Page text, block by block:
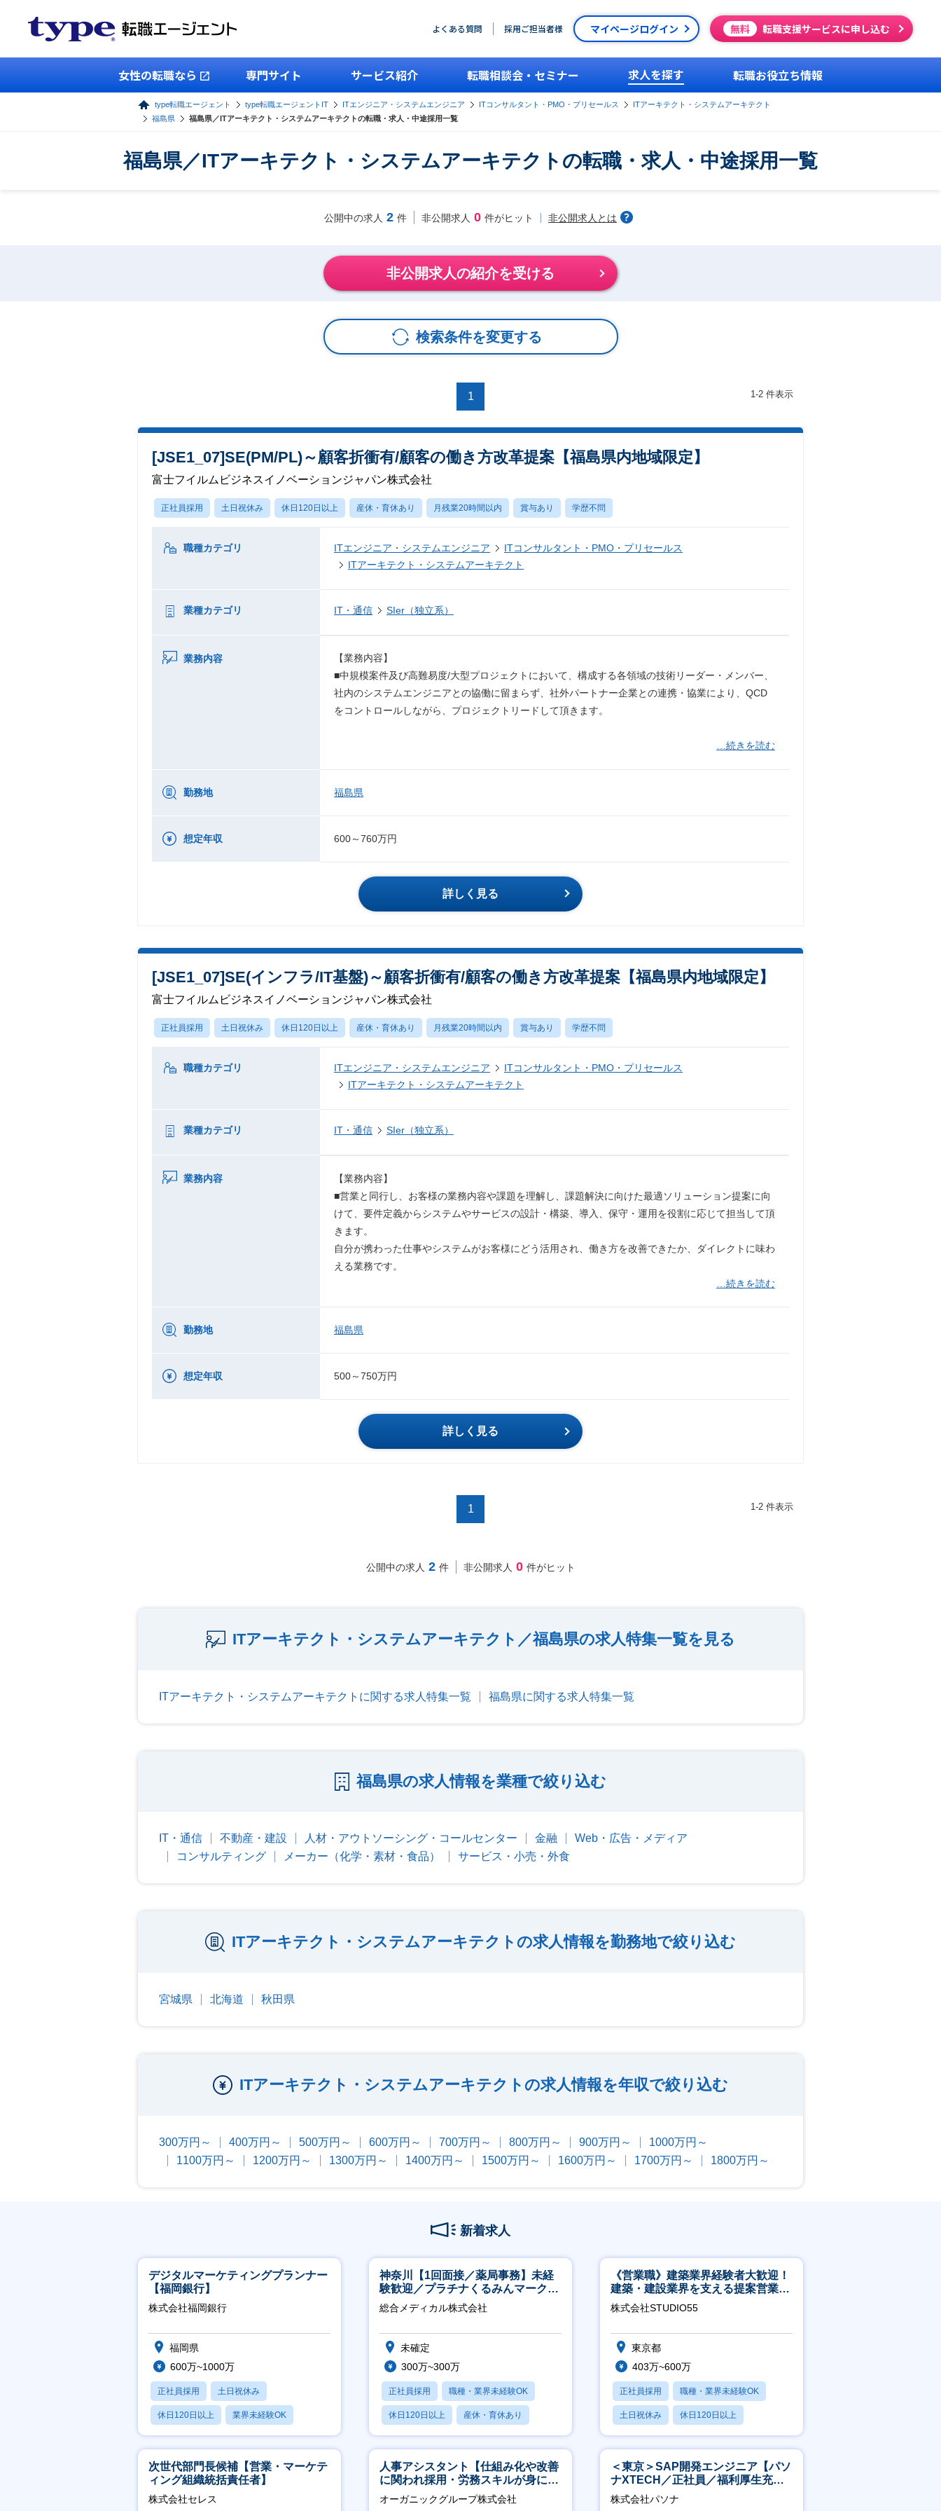
よくある質問 採用ご担当者様 マイページログイン 無料 転職支援サービスに申し込む
女性の転職なら 専門サイト サービス紹介 転職相談会・セミナー 求人を探す 転職お役立ち情報
type転職エージェント type転職エージェントIT ITエンジニア・システムエンジニア ITコンサルタント・PMO・プリセールス
ITアーキテクト・システムアーキテクト
福島県
福島県／ITアーキテクト・システムアーキテクトの転職・求人・中途採用一覧
福島県／ITアーキテクト・システムアーキテクトの転職・求人・中途採用一覧
公開中の求人 2 件 非公開求人 0 件がヒット 非公開求人とは
非公開求人の紹介を受ける
検索条件を変更する
1 1-2 件表示
[JSE1_07]SE(PM/PL)～顧客折衝有/顧客の働き方改革提案【福島県内地域限定】
富士フイルムビジネスイノベーションジャパン株式会社
正社員採用 土日祝休み 休日120日以上 産休・育休あり 月残業20時間以内 賞与あり 学歴不問
職種カテゴリ ITエンジニア・システムエンジニア
ITコンサルタント・PMO・プリセールス
ITアーキテクト・システムアーキテクト
業種カテゴリ IT・通信 SIer（独立系）
業務内容
【業務内容】
■中規模案件及び高難易度/大型プロジェクトにおいて、構成する各領域の技術リーダー・メンバー、
社内のシステムエンジニアとの協働に留まらず、社外パートナー企業との連携・協業により、QCD
をコントロールしながら、プロジェクトリードして頂きます。
…続きを読む
勤務地 福島県
想定年収 600～760万円
詳しく見る
[JSE1_07]SE(インフラ/IT基盤)～顧客折衝有/顧客の働き方改革提案【福島県内地域限定】
富士フイルムビジネスイノベーションジャパン株式会社
正社員採用 土日祝休み 休日120日以上 産休・育休あり 月残業20時間以内 賞与あり 学歴不問
職種カテゴリ ITエンジニア・システムエンジニア
ITコンサルタント・PMO・プリセールス
ITアーキテクト・システムアーキテクト
業種カテゴリ IT・通信 SIer（独立系）
業務内容
【業務内容】
■営業と同行し、お客様の業務内容や課題を理解し、課題解決に向けた最適ソリューション提案に向
けて、要件定義からシステムやサービスの設計・構築、導入、保守・運用を役割に応じて担当して頂
きます。
自分が携わった仕事やシステムがお客様にどう活用され、働き方を改善できたか、ダイレクトに味わ
える業務です。
…続きを読む
勤務地 福島県
想定年収 500～750万円
詳しく見る
1 1-2 件表示
公開中の求人 2 件 非公開求人 0 件がヒット
ITアーキテクト・システムアーキテクト／福島県の求人特集一覧を見る
ITアーキテクト・システムアーキテクトに関する求人特集一覧 福島県に関する求人特集一覧
福島県の求人情報を業種で絞り込む
IT・通信 不動産・建設 人材・アウトソーシング・コールセンター 金融
Web・広告・メディア
コンサルティング
メーカー（化学・素材・食品） サービス・小売・外食
ITアーキテクト・システムアーキテクトの求人情報を勤務地で絞り込む
宮城県 北海道 秋田県
ITアーキテクト・システムアーキテクトの求人情報を年収で絞り込む
300万円～ 400万円～ 500万円～ 600万円～ 700万円～ 800万円～ 900万円～
1000万円～
1100万円～
1200万円～ 1300万円～ 1400万円～ 1500万円～ 1600万円～ 1700万円～ 1800万円～
新着求人
デジタルマーケティングプランナー
【福岡銀行】
株式会社福岡銀行
福岡県
600万~1000万
正社員採用 土日祝休み
休日120日以上 業界未経験OK
産休・育休あり
神奈川【1回面接／薬局事務】未経
験歓迎／プラチナくるみんマーク取
得／月平均残業13h／年休126日
総合メディカル株式会社
未確定
300万~300万
正社員採用 職種・業界未経験OK
休日120日以上 産休・育休あり
月残業20時間以内
《営業職》建築業界経験者大歓迎！
建築・建設業界を支える提案営業職
│年休125日◎フレックス
株式会社STUDIO55
東京都
403万~600万
正社員採用 職種・業界未経験OK
土日祝休み 休日120日以上
産休・育休あり
次世代部門長候補【営業・マーケテ
ィング組織統括責任者】
株式会社セレス
人事アシスタント【仕組み化や改善
に関われ採用・労務スキルが身につ
く環境／年商120億円超の事業会
社】
オーガニックグループ株式会社
＜東京＞SAP開発エンジニア【パソ
ナXTECH／正社員／福利厚生充実
◎】
株式会社パソナ